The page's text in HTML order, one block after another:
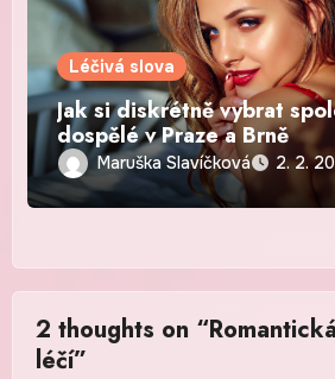
Léčivá slova
Jak si diskrétně vybrat
dospělé v Praze a Brně
Maruška Slavíčková 2. 2.
2 thoughts on
léčí”